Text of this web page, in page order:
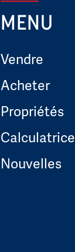
MENU
Vendre
Acheter
Propriétés
Calculatrice
Nouvelles